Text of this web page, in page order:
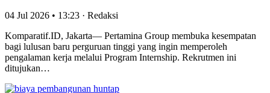
04 Jul 2026 • 13:23 · Redaksi
Komparatif.ID, Jakarta— Pertamina Group membuka kesempatan
bagi lulusan baru perguruan tinggi yang ingin memperoleh
pengalaman kerja melalui Program Internship. Rekrutmen ini
ditujukan…